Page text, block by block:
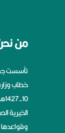
من
تأسست
وقواعدها